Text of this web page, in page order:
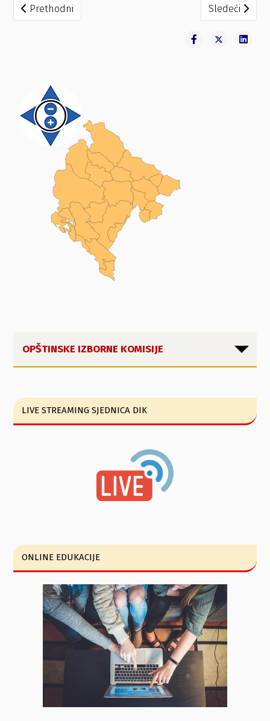
Prethodni članak: Rješenje OIK Rožaje broj 12-20 za
Prethodni Sledeći
Sledeći
OPŠTINSKE IZBORNE KOMISIJE
LIVE STREAMING SJEDNICA DIK
ONLINE EDUKACIJE